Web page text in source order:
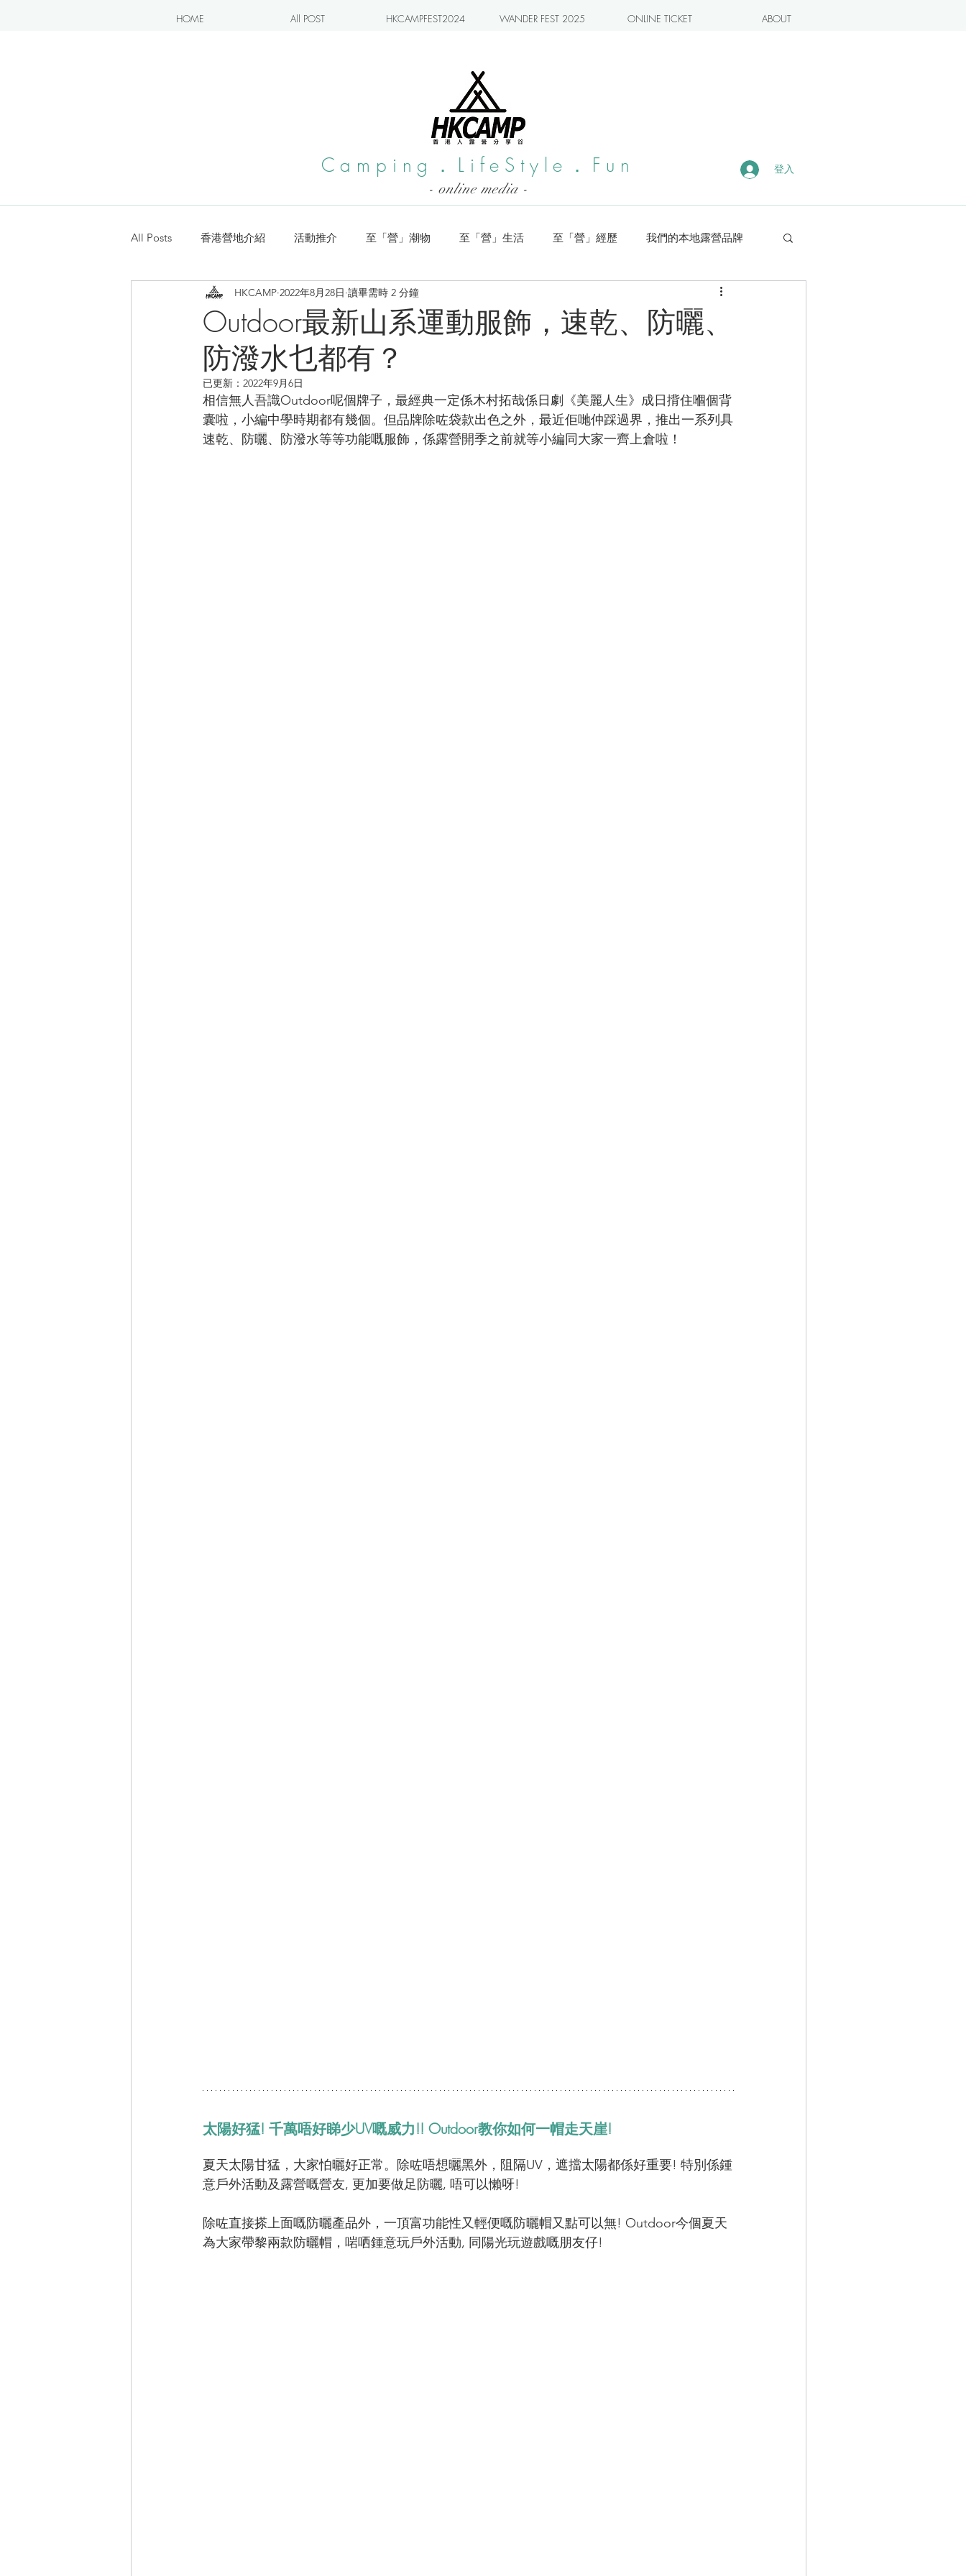
HOME All POST HKCAMPFEST2024 WANDER FEST 2025 ONLINE TICKET ABOUT
Camping．LifeStyle．Fun 登入
- online media -
All Posts 香港營地介紹 活動推介 至「營」潮物 至「營」生活 至「營」經歷 我們的本地露營品牌
露營blogger分享 新手入坑系列 小編實測 露營・遠足熱點
CAMPER音樂電影
Outdoor最新山系運動服飾，速乾、防曬、
防潑水乜都有？
HKCAMP 2022年8月28日 讀畢需時 2 分鐘
已更新： 2022年9月6日
相信無人吾識Outdoor呢個牌子，最經典一定係木村拓哉係日劇《美麗人生》成日揹住嗰個背
囊啦，小編中學時期都有幾個。但品牌除咗袋款出色之外，最近佢哋仲踩過界，推出一系列具
速乾、防曬、防潑水等等功能嘅服飾，係露營開季之前就等小編同大家一齊上倉啦！
太陽好猛! 千萬唔好睇少UV嘅威力!! Outdoor教你如何一帽走天崖!
夏天太陽甘猛，大家怕曬好正常。除咗唔想曬黑外，阻隔UV，遮擋太陽都係好重要! 特別係鍾
意戶外活動及露營嘅營友, 更加要做足防曬, 唔可以懶呀!
除咗直接搽上面嘅防曬產品外，一頂富功能性又輕便嘅防曬帽又點可以無! Outdoor今個夏天
為大家帶黎兩款防曬帽，啱哂鍾意玩戶外活動, 同陽光玩遊戲嘅朋友仔!